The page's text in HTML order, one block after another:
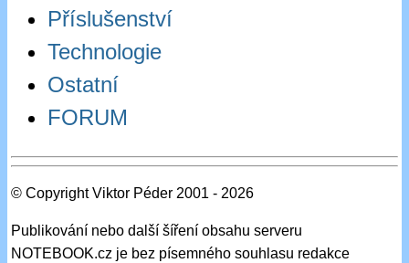
Příslušenství
Technologie
Ostatní
FORUM
© Copyright Viktor Péder 2001 - 2026
Publikování nebo další šíření obsahu serveru
NOTEBOOK.cz je bez písemného souhlasu redakce